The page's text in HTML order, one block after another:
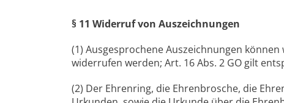
§ 11 Widerruf von Auszeichnungen
(1) Ausgesprochene Auszeichnungen
widerrufen werden; Art. 16 Abs. 2 GO gilt
(2) Der Ehrenring, die Ehrenbrosche, die